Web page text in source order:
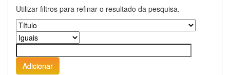
Utilizar filtros para refinar o resultado da pesquisa.